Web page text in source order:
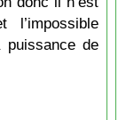
l’impossible
puissance de